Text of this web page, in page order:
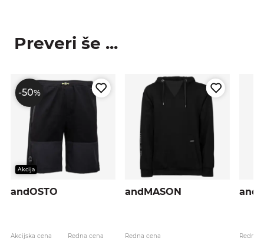
Preveri še ...
-50%
Akcija
andOSTO
Akcijska cena Redna cena
andMASON
Redna cena Redna